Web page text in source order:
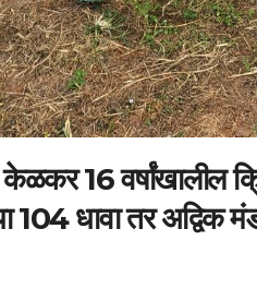
16 वर्षांखालील
104 धावा तर अद्विक